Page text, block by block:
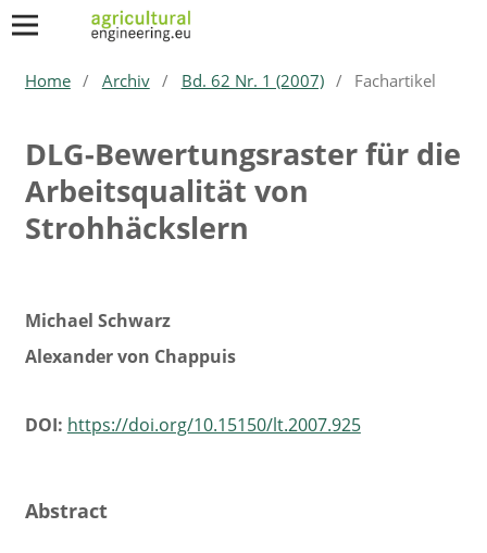
Home / Archiv / Bd. 62 Nr. 1 (2007) / Fachartikel
DLG-Bewertungsraster für die
Arbeitsqualität von
Strohhäckslern
Michael Schwarz
Alexander von Chappuis
DOI: https://doi.org/10.15150/lt.2007.925
Abstract